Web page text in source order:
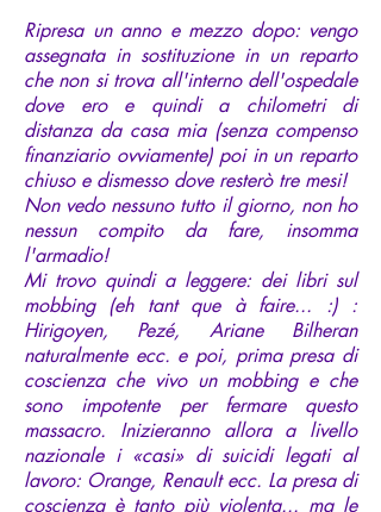
Ripresa un anno e mezzo dopo: vengo
assegnata in sostituzione in un reparto
che non si trova all'interno dell'ospedale
dove ero e quindi a chilometri di
distanza da casa mia (senza compenso
finanziario ovviamente) poi in un reparto
chiuso e dismesso dove resterò tre mesi!
Non vedo nessuno tutto il giorno, non ho
nessun compito da fare, insomma
l'armadio!
Mi trovo quindi a leggere: dei libri sul
mobbing (eh tant que à faire... :) :
Hirigoyen, Pezé, Ariane Bilheran
naturalmente ecc. e poi, prima presa di
coscienza che vivo un mobbing e che
sono impotente per fermare questo
massacro. Inizieranno allora a livello
nazionale i «casi» di suicidi legati al
lavoro: Orange, Renault ecc. La presa di
coscienza è tanto più violenta... ma le